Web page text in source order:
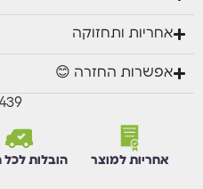
אחריות ותחזוקה
אפשרות החזרה 😊
אחריות למוצר הובלות